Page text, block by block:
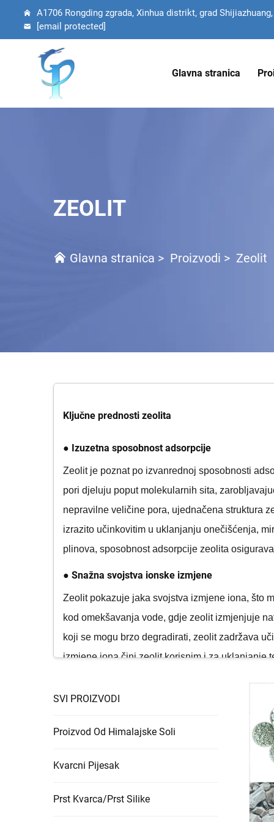
A1706 Rongding zgrada, Xinhua distrikt, grad
[email protected]
Glavna stranica
ZEOLIT
Glavna stranica > Proizvodi > Zeolit
Ključne prednosti zeolita
● Izuzetna sposobnost adsorpcije
Zeolit je poznat po izvanrednoj sposobnosti
pori djeluju poput molekularnih sita,
nepravilne veličine pora, ujednačena struktura
izrazito učinkovitim u uklanjanju onečišćenja,
plinova, sposobnost adsorpcije zeolita
● Snažna svojstva ionske izmjene
Zeolit pokazuje jaka svojstva izmjene iona, što
kod omekšavanja vode, gdje zeolit izmjenjuje
koji se mogu brzo degradirati, zeolit zadržava
izmjene iona čini zeolit korisnim i za uklanjanje
● Termička i kemijska stabilnost
Zeolit pokazuje izvrsnu termičku i kemijsku
topljenja ili razgradnje, što ga čini prikladnim
na većinu kemikalija, kiselina i lužina,
osigurava da zeolit sa vremenom održava
kemikalijama ili fizičkom opterećenju,
SVI PROIZVODI
Proizvod Od Himalajske Soli
Kvarcni Pijesak
Prst Kvarca/Prst Silike